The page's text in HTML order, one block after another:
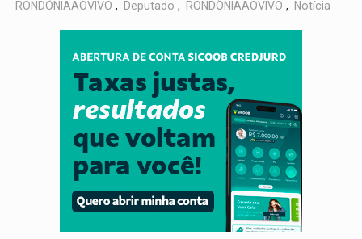
RONDÔNIAAOVIVO , Deputado , RONDÔNIAAOVIVO , Notícia